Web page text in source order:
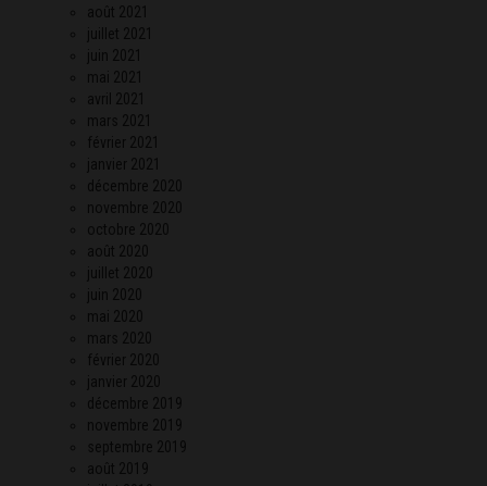
août 2021
juillet 2021
juin 2021
mai 2021
avril 2021
mars 2021
février 2021
janvier 2021
décembre 2020
novembre 2020
octobre 2020
août 2020
juillet 2020
juin 2020
mai 2020
mars 2020
février 2020
janvier 2020
décembre 2019
novembre 2019
septembre 2019
août 2019